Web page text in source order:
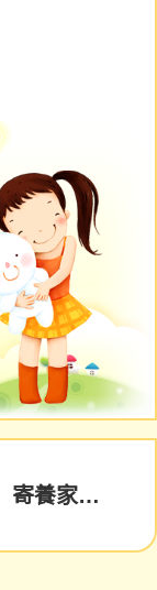
寄養家庭 招募中